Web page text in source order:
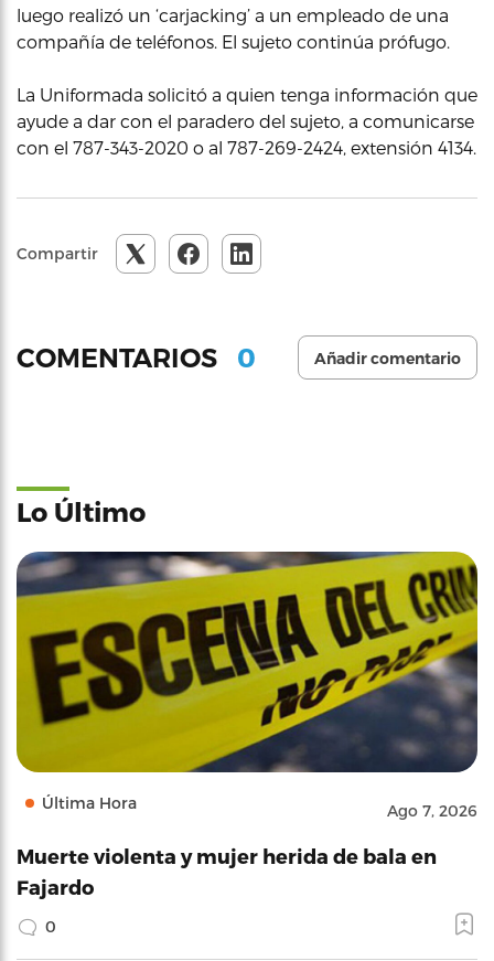
luego realizó un ‘carjacking’ a un empleado de una
compañía de teléfonos. El sujeto continúa prófugo.
La Uniformada solicitó a quien tenga información que
ayude a dar con el paradero del sujeto, a comunicarse
con el 787-343-2020 o al 787-269-2424, extensión 4134.
Compartir
COMENTARIOS 0 Añadir comentario
Lo Último
Última Hora Ago 7, 2026
Muerte violenta y mujer herida de bala en
Fajardo
0